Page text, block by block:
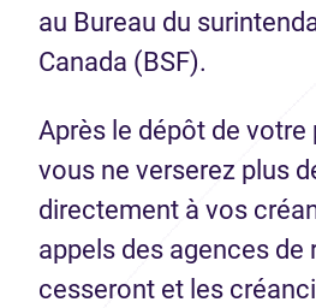
au Bureau du
Canada (BSF).
Après le dépôt de votre
vous ne verserez plus
directement à vos
appels des agences
cesseront et les